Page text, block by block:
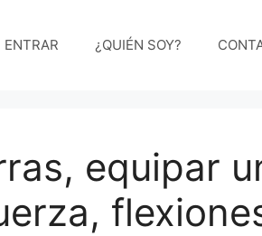
ENTRAR ¿QUIÉN SOY?
equipar